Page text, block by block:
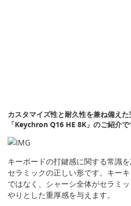
カスタマイズ性と耐久性を兼ね備え
「Keychron Q16 HE 8K」のご紹介で
キーボードの打鍵感に関する常識
セラミックの正しい形です。キー
ではなく、シャーシ全体がセラミ
やりとした重厚感を与えます。